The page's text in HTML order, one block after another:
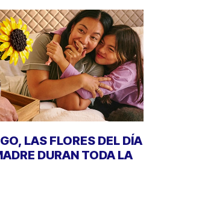
LAS FLORES DEL DÍA
DURAN TODA LA